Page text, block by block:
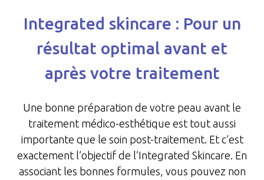
Integrated skincare : Pour un
résultat optimal avant et
après votre traitement
Une bonne préparation de votre peau avant le
traitement médico-esthétique est tout aussi
importante que le soin post-traitement. Et c’est
exactement l’objectif de l’Integrated Skincare. En
associant les bonnes formules, vous pouvez non